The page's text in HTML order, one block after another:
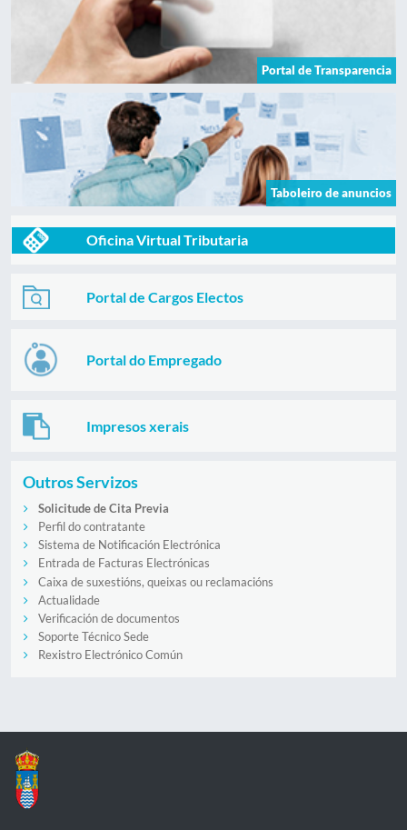
Portal de Transparencia
Taboleiro de anuncios
Oficina Virtual Tributaria
Portal de Cargos Electos
Portal do Empregado
Impresos xerais
Outros Servizos
Solicitude de Cita Previa
Perfil do contratante
Sistema de Notificación Electrónica
Entrada de Facturas Electrónicas
Caixa de suxestións, queixas ou reclamacións
Actualidade
Verificación de documentos
Soporte Técnico Sede
Rexistro Electrónico Común